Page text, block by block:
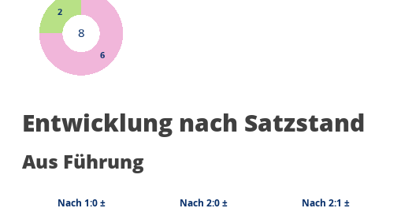
Entwicklung nach Satzstand
Aus Führung